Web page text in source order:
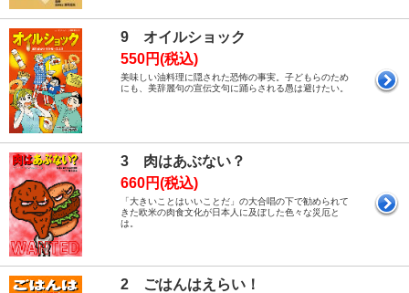
9 オイルショック
550円(税込)
美味しい油料理に隠された恐怖の事実。子どもらのため
にも、美辞麗句の宣伝文句に踊らされる愚は避けたい。
3 肉はあぶない？
660円(税込)
「大きいことはいいことだ」の大合唱の下で勧められて
きた欧米の肉食文化が日本人に及ぼした色々な災厄と
は。
2 ごはんはえらい！